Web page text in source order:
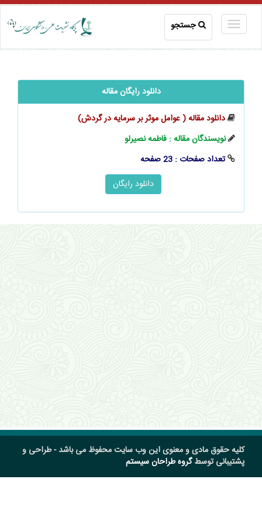
جستجو
دانلود رایگان مقاله
دانلود مقاله (‬‬‬‬‬‬‬‬‬‬‬‬‬‬‬‬‬‬‬‬ عوامل موثر بر سرمایه در گردش)
نویسندگان مقاله : فاطمه نصيرلو
تعداد صفحات : 23 صفحه
کلیه حقوق مادی و معنوی این وب سایت محفوظ می باشد - طراحی و
پشتیبانی توسطگروه طراحان سیستم